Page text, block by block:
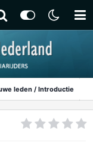
leden / Introductie